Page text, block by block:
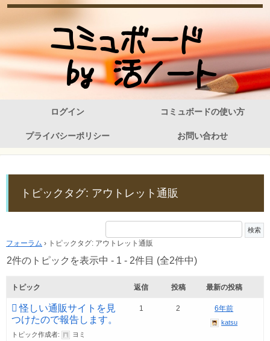
ログイン コミュボードの使い方
プライバシーポリシー お問い合わせ
トピックタグ: アウトレット通販
フォーラム › トピックタグ: アウトレット通販
2件のトピックを表示中 - 1 - 2件目 (全2件中)
トピック 返信 投稿 最新の投稿
怪しい通販サイトを見
つけたので報告します。
トピック作成者:
ヨミ
1 2 6年前
katsu